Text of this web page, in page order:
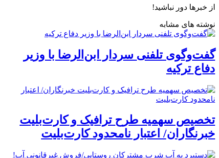
از خبرها دور نباشید!
نوشته های مشابه
گفت‌وگوی تلفنی سردار ابن‌الرضا با وزیر
دفاع ترکیه
تخصیص سهمیه طرح ترافیک و کارت‌بلیت
خبرنگاران/ اعتبار نامحدود کارت‌بلیت